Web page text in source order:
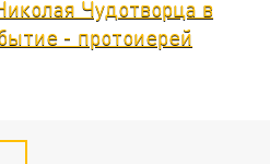
Чудотворца в
- протоиерей